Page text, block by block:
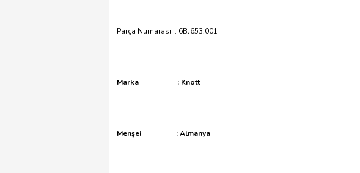
Parça Numarası : 6BJ653.001
Marka : Knott
Menşei : Almanya